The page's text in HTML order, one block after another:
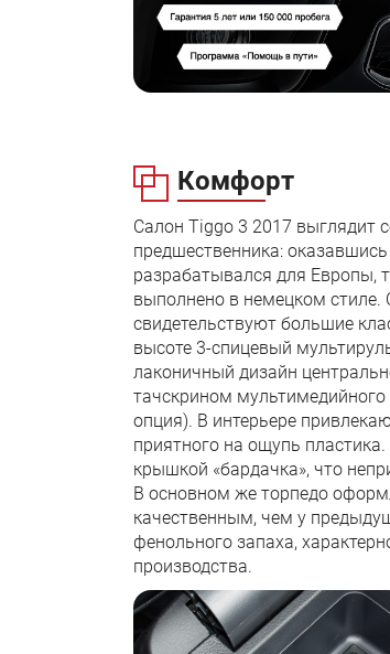
Комфорт
Салон Tiggo 3 2017 выглядит
предшественника:
разрабатывался для Европы,
выполнено в немецком стиле.
свидетельствуют большие
высоте 3-спицевый
лаконичный дизайн
тачскрином
опция). В интерьере
приятного на ощупь
крышкой «бардачка», что
В основном же торпедо
качественным, чем у
фенольного запаха,
производства.